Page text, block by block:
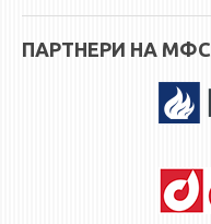
ПАРТНЕРИ НА МФС